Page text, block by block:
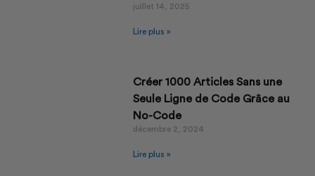
juillet 14, 2025
Lire plus »
Créer 1000 Articles Sans une
Seule Ligne de Code Grâce au
No-Code
décembre 2, 2024
Lire plus »